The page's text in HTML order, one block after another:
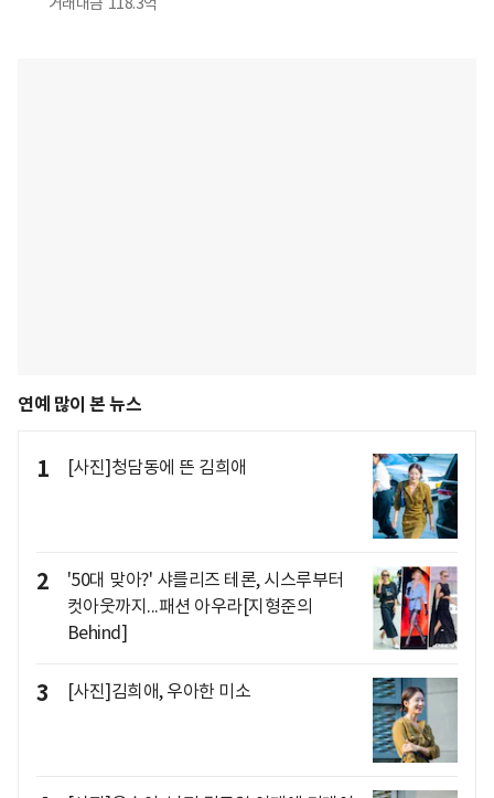
연예 많이 본 뉴스
1 [사진]청담동에 뜬 김희애
2
'50대 맞아?' 샤를리즈 테론, 시스루부터
컷아웃까지...패션 아우라[지형준의
Behind]
3 [사진]김희애, 우아한 미소